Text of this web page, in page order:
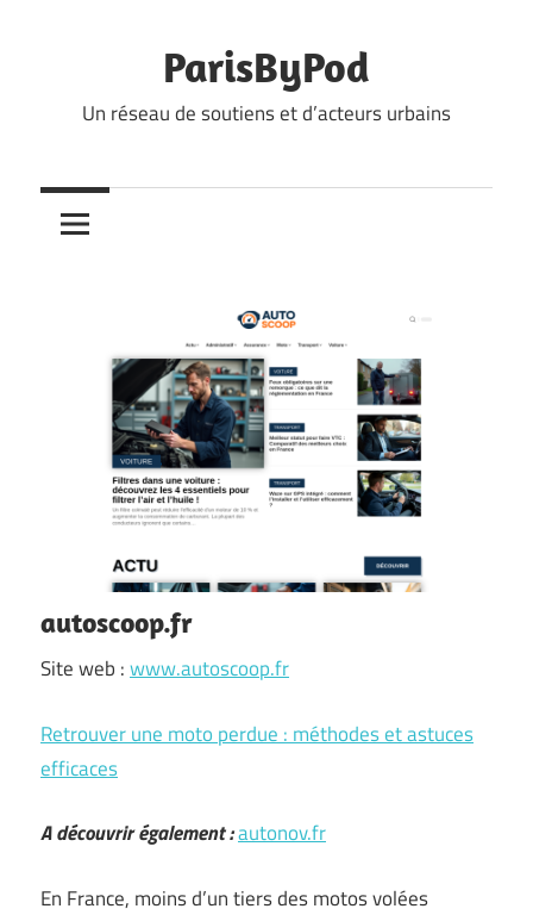
ParisByPod
Un réseau de soutiens et d’acteurs urbains
autoscoop.fr
Site web :www.autoscoop.fr
Retrouver une moto perdue : méthodes et astuces
efficaces
A découvrir également :autonov.fr
En France, moins d’un tiers des motos volées